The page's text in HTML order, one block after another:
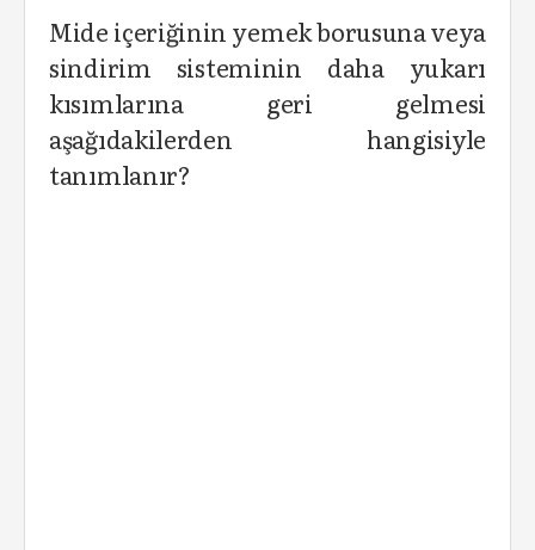
Mide içeriğinin yemek borusuna veya
sindirim sisteminin daha yukarı
kısımlarına geri gelmesi
aşağıdakilerden hangisiyle
tanımlanır?